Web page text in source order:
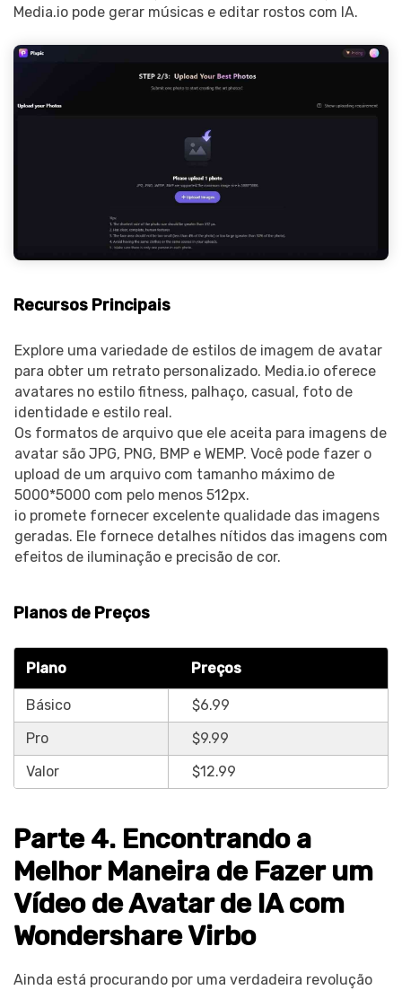
Media.io pode gerar músicas e editar rostos com IA.
Recursos Principais
Explore uma variedade de estilos de imagem de avatar
para obter um retrato personalizado. Media.io oferece
avatares no estilo fitness, palhaço, casual, foto de
identidade e estilo real.
Os formatos de arquivo que ele aceita para imagens de
avatar são JPG, PNG, BMP e WEMP. Você pode fazer o
upload de um arquivo com tamanho máximo de
5000*5000 com pelo menos 512px.
io promete fornecer excelente qualidade das imagens
geradas. Ele fornece detalhes nítidos das imagens com
efeitos de iluminação e precisão de cor.
Planos de Preços
Plano Preços
Básico
$6.99
Pro
$9.99
Valor
$12.99
Parte 4. Encontrando a
Melhor Maneira de Fazer um
Vídeo de Avatar de IA com
Wondershare Virbo
Ainda está procurando por uma verdadeira revolução